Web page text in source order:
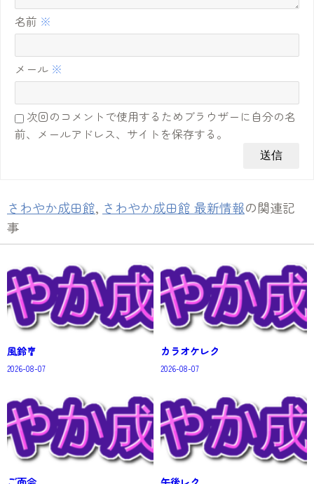
名前 ※
メール ※
次回のコメントで使用するためブラウザーに自分の名
前、メールアドレス、サイトを保存する。
さわやか成田館, さわやか成田館 最新情報の関連記
事
風鈴🎐
2026-08-07
カラオケレク
2026-08-07